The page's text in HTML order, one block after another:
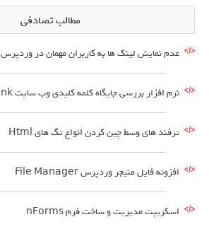
مطالب تصادفی
عدم نمایش لینک ها به کاربران مهمان در وردپرس
نرم افزار بررسی جایگاه کلمه کلیدی وب سایت Cuterank نسخه 3.6.2
ترفند های وسط چین کردن انواع تگ های Html
افزونه فایل منیجر وردپرس File Manager
اسکریپت مدیریت و ساخت فرم nForms